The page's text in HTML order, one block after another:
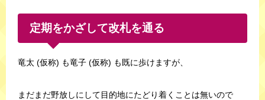
定期をかざして改札を通る
竜太 (仮称) も竜子 (仮称) も既に歩けますが、
まだまだ野放しにして目的地にたどり着くことは無いので